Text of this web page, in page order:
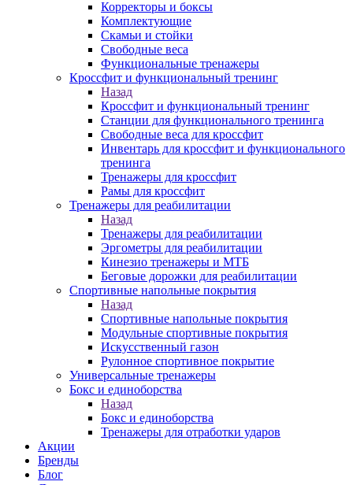
Корректоры и боксы
Комплектующие
Скамьи и стойки
Свободные веса
Функциональные тренажеры
Кроссфит и функциональный тренинг
Назад
Кроссфит и функциональный тренинг
Станции для функционального тренинга
Свободные веса для кроссфит
Инвентарь для кроссфит и функционального
тренинга
Тренажеры для кроссфит
Рамы для кроссфит
Тренажеры для реабилитации
Назад
Тренажеры для реабилитации
Эргометры для реабилитации
Кинезио тренажеры и МТБ
Беговые дорожки для реабилитации
Спортивные напольные покрытия
Назад
Спортивные напольные покрытия
Модульные спортивные покрытия
Искусственный газон
Рулонное спортивное покрытие
Универсальные тренажеры
Бокс и единоборства
Назад
Бокс и единоборства
Тренажеры для отработки ударов
Акции
Бренды
Блог